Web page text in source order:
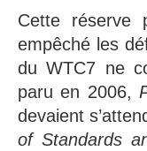
Cette réserve
empêché les
du WTC7 ne
paru en 2006,
devaient
of Standards